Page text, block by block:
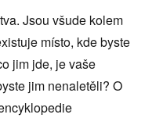
Jsou všude kolem
místo, kde byste
jim jde, je vaše
jim nenaletěli? O